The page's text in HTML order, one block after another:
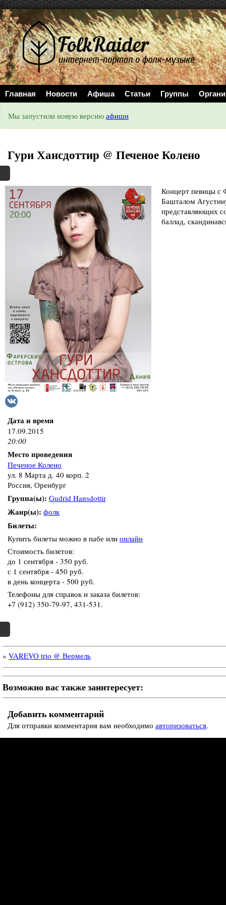
//
Главная Новости Афиша Статьи Группы
Мы запустили новую версию афиши
Гури Хансдоттир @ Печеное Колено
Концерт певицы с
Башталом
представляющих
баллад,
Дата и время
17.09.2015
20:00
Место проведения
Печеное Колено
ул. 8 Марта д. 40 корп. 2
Россия, Оренбург
Группа(ы): Gudrid Hansdottir
Жанр(ы): фолк
Билеты:
Купить билеты можно в пабе или онлайн
Стоимость билетов:
до 1 сентября - 350 руб.
с 1 сентября - 450 руб.
в день концерта - 500 руб.
Телефоны для справок и заказа билетов:
+7 (912) 350-79-97, 431-531.
« VAREVO trio @ Вермель
Возможно вас также заинтересует:
Добавить комментарий
Для отправки комментария вам необходимо авторизоваться.